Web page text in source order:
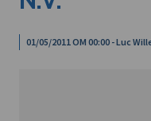
01/05/2011 OM 00:00 - Luc